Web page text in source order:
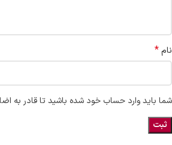
نام*
شما باید وارد حساب خود شده باشید تا قادر به